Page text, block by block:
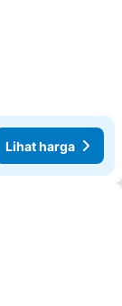
Lihat harga
favorit